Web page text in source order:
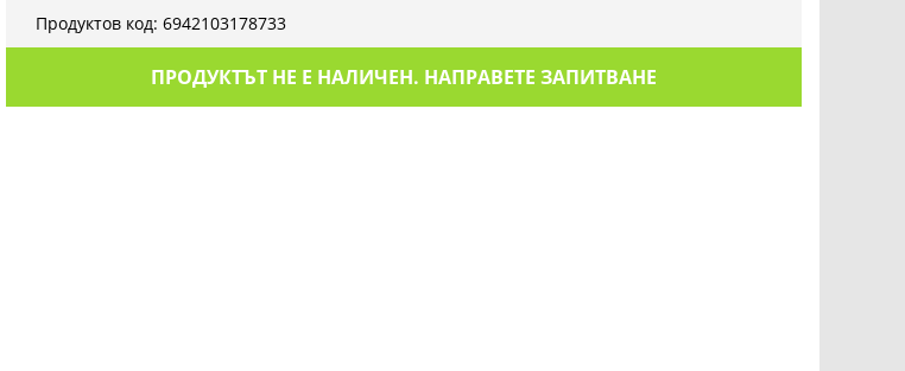
Продуктов код: 6942103178733
ПРОДУКТЪТ НЕ Е НАЛИЧЕН. НАПРАВЕТЕ ЗАПИТВАНЕ